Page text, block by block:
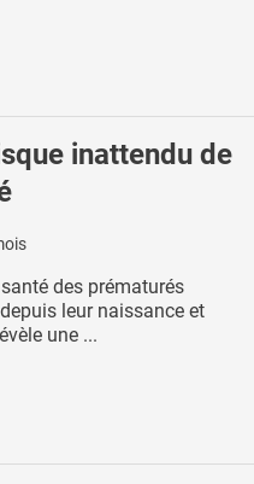
inattendu de
des prématurés
leur naissance et
une ...